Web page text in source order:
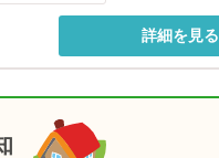
詳細を見る